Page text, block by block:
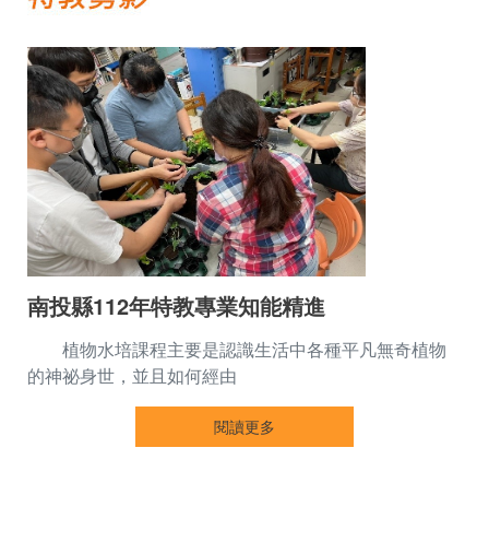
南投縣112年特教專業知能精進
植物水培課程主要是認識生活中各種平凡無奇植物
的神祕身世，並且如何經由
閱讀更多